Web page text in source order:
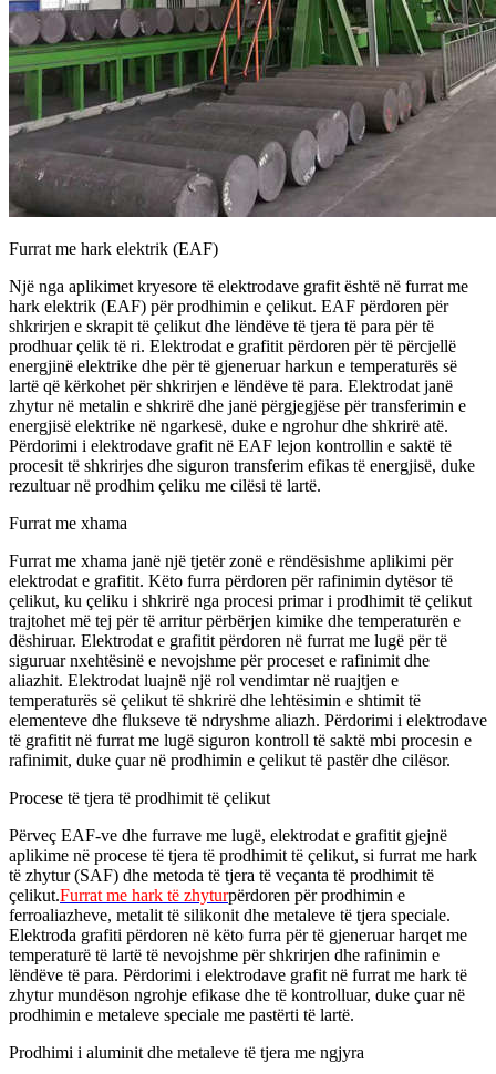
Furrat me hark elektrik (EAF)
Një nga aplikimet kryesore të elektrodave grafit është në furrat me
hark elektrik (EAF) për prodhimin e çelikut. EAF përdoren për
shkrirjen e skrapit të çelikut dhe lëndëve të tjera të para për të
prodhuar çelik të ri. Elektrodat e grafitit përdoren për të përcjellë
energjinë elektrike dhe për të gjeneruar harkun e temperaturës së
lartë që kërkohet për shkrirjen e lëndëve të para. Elektrodat janë
zhytur në metalin e shkrirë dhe janë përgjegjëse për transferimin e
energjisë elektrike në ngarkesë, duke e ngrohur dhe shkrirë atë.
Përdorimi i elektrodave grafit në EAF lejon kontrollin e saktë të
procesit të shkrirjes dhe siguron transferim efikas të energjisë, duke
rezultuar në prodhim çeliku me cilësi të lartë.
Furrat me xhama
Furrat me xhama janë një tjetër zonë e rëndësishme aplikimi për
elektrodat e grafitit. Këto furra përdoren për rafinimin dytësor të
çelikut, ku çeliku i shkrirë nga procesi primar i prodhimit të çelikut
trajtohet më tej për të arritur përbërjen kimike dhe temperaturën e
dëshiruar. Elektrodat e grafitit përdoren në furrat me lugë për të
siguruar nxehtësinë e nevojshme për proceset e rafinimit dhe
aliazhit. Elektrodat luajnë një rol vendimtar në ruajtjen e
temperaturës së çelikut të shkrirë dhe lehtësimin e shtimit të
elementeve dhe flukseve të ndryshme aliazh. Përdorimi i elektrodave
të grafitit në furrat me lugë siguron kontroll të saktë mbi procesin e
rafinimit, duke çuar në prodhimin e çelikut të pastër dhe cilësor.
Procese të tjera të prodhimit të çelikut
Përveç EAF-ve dhe furrave me lugë, elektrodat e grafitit gjejnë
aplikime në procese të tjera të prodhimit të çelikut, si furrat me hark
të zhytur (SAF) dhe metoda të tjera të veçanta të prodhimit të
çelikut.Furrat me hark të zhyturpërdoren për prodhimin e
ferroaliazheve, metalit të silikonit dhe metaleve të tjera speciale.
Elektroda grafiti përdoren në këto furra për të gjeneruar harqet me
temperaturë të lartë të nevojshme për shkrirjen dhe rafinimin e
lëndëve të para. Përdorimi i elektrodave grafit në furrat me hark të
zhytur mundëson ngrohje efikase dhe të kontrolluar, duke çuar në
prodhimin e metaleve speciale me pastërti të lartë.
Prodhimi i aluminit dhe metaleve të tjera me ngjyra